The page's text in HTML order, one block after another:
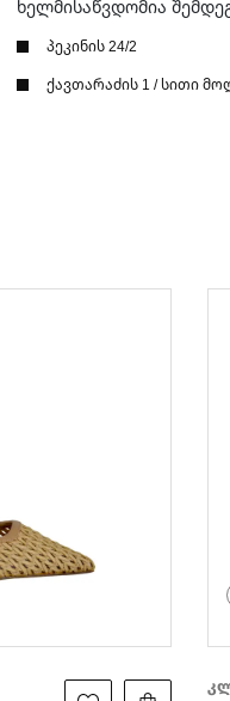
ხელმისაწვდომია
პეკინის 24/2
ქავთარაძის 1 / სითი